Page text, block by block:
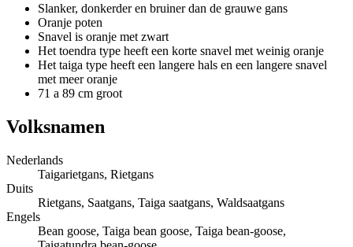
Slanker, donkerder en bruiner dan de grauwe gans
Oranje poten
Snavel is oranje met zwart
Het toendra type heeft een korte snavel met weinig oranje
Het taiga type heeft een langere hals en een langere snavel
met meer oranje
71 a 89 cm groot
Volksnamen
Nederlands
Taigarietgans, Rietgans
Duits
Rietgans, Saatgans, Taiga saatgans, Waldsaatgans
Engels
Bean goose, Taiga bean goose, Taiga bean-goose,